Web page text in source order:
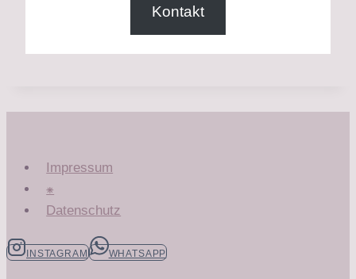
Kontakt
Impressum
⁕
Datenschutz
INSTAGRAM WHATSAPP